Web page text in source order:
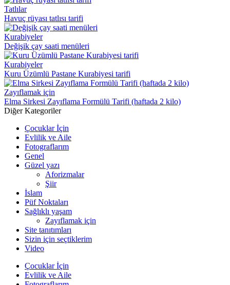
Tatlılar
Havuç rüyası tatlısı tarifi
Kurabiyeler
Değişik çay saati menüleri
Kurabiyeler
Kuru Üzümlü Pastane Kurabiyesi tarifi
Zayıflamak için
Elma Sirkesi Zayıflama Formülü Tarifi (haftada 2 kilo)
Diğer Kategoriler
Çocuklar İçin
Evlilik ve Aile
Fotograflarım
Genel
Güzel yazı
Aforizmalar
Şiir
İslam
Püf Noktaları
Sağlıklı yaşam
Zayıflamak için
Site tanıtımları
Sizin için seçtiklerim
Video
Çocuklar İçin
Evlilik ve Aile